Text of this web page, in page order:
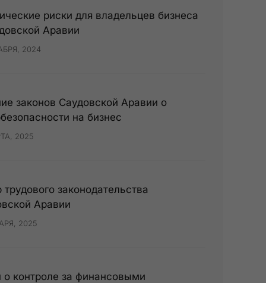
риски для владельцев бизнеса
Аравии
2024
законов Саудовской Аравии о
на бизнес
2025
законодательства
Аравии
2025
о контроле за финансовыми